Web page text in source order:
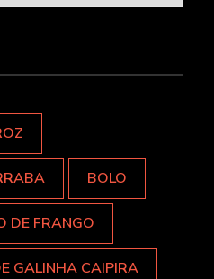
BOLO
DE FRANGO
GALINHA CAIPIRA